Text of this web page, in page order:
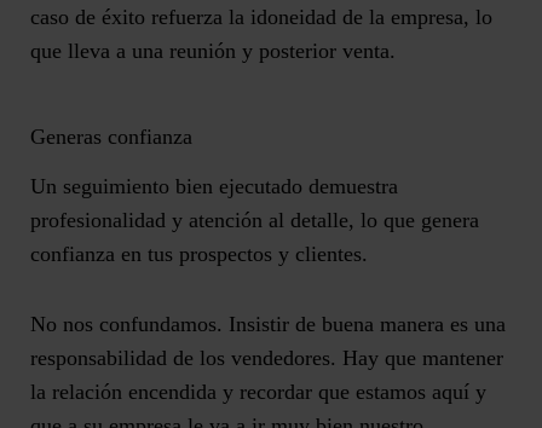
caso de éxito refuerza la idoneidad de la empresa, lo
que lleva a una reunión y posterior venta.
Generas confianza
Un seguimiento bien ejecutado demuestra
profesionalidad y atención al detalle, lo que genera
confianza en tus prospectos y clientes.
No nos confundamos. Insistir de buena manera es una
responsabilidad de los vendedores. Hay que mantener
la relación encendida y recordar que estamos aquí y